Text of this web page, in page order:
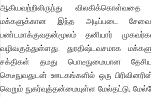
ஆகியவற்றிலிருந்து
மக்களுக்கான இந்த அடிப்படை
பண்டமாக்குவதன்மூலம் தனியார்
வழிவகுத்துள்ளது. துரதிஷ்டவசமாக
சக்திகள் தமது பொடீநுமையான
செடீநுவதுடன் ஊடகங்களில் ஒரு
வெறும் நுகர்வுத்தன்மையுள்ள மேல்தட்டு,